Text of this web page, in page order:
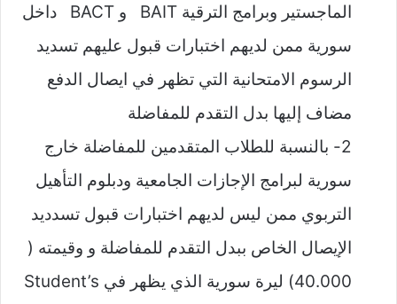
الماجستير وبرامج الترقية BAIT و BACT داخل
سورية ممن لديهم اختبارات قبول عليهم تسديد
الرسوم الامتحانية التي تظهر في ايصال الدفع
مضاف إليها بدل التقدم للمفاضلة
2- بالنسبة للطلاب المتقدمين للمفاضلة خارج
سورية لبرامج الإجازات الجامعية ودبلوم التأهيل
التربوي ممن ليس لديهم اختبارات قبول تسدديد
الإيصال الخاص ببدل التقدم للمفاضلة و وقيمته (
40.000) ليرة سورية الذي يظهر في Student’s